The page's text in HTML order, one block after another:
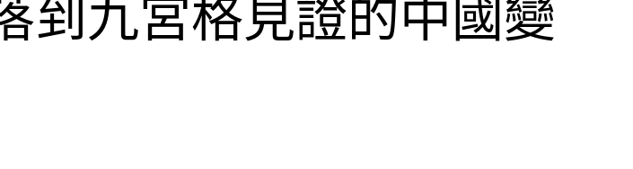
到九宮格見證的中國變